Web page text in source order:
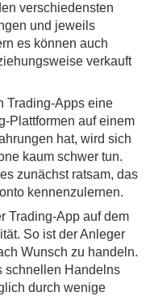
verschiedensten
und jeweils
es können auch
verkauft
Trading-Apps eine
Plattformen auf einem
hat, wird sich
kaum schwer tun.
zunächst ratsam, das
kennenzulernen.
Trading-App auf dem
So ist der Anleger
Wunsch zu handeln.
schnellen Handelns
durch wenige